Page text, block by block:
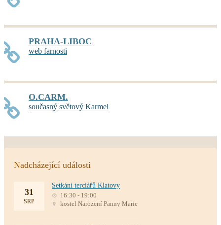
PRAHA-LIBOC
web farnosti
O.CARM.
současný světový Karmel
Nadcházející události
31
SRP
Setkání terciářů Klatovy
16:30 - 19:00
kostel Narození Panny Marie